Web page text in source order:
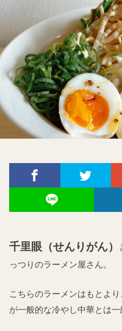
千里眼（せんりがん）
っつりのラーメン屋さん。
こちらのラーメンはもとよ
が一般的な冷やし中華とは一